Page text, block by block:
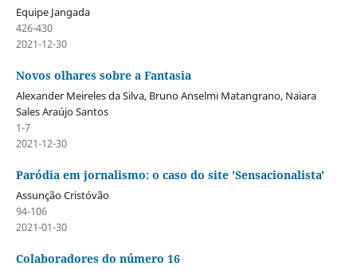
Equipe Jangada
426-430
2021-12-30
Novos olhares sobre a Fantasia
Alexander Meireles da Silva, Bruno Anselmi Matangrano, Naiara
Sales Araújo Santos
1-7
2021-12-30
Paródia em jornalismo: o caso do site 'Sensacionalista'
Assunção Cristóvão
94-106
2021-01-30
Colaboradores do número 16